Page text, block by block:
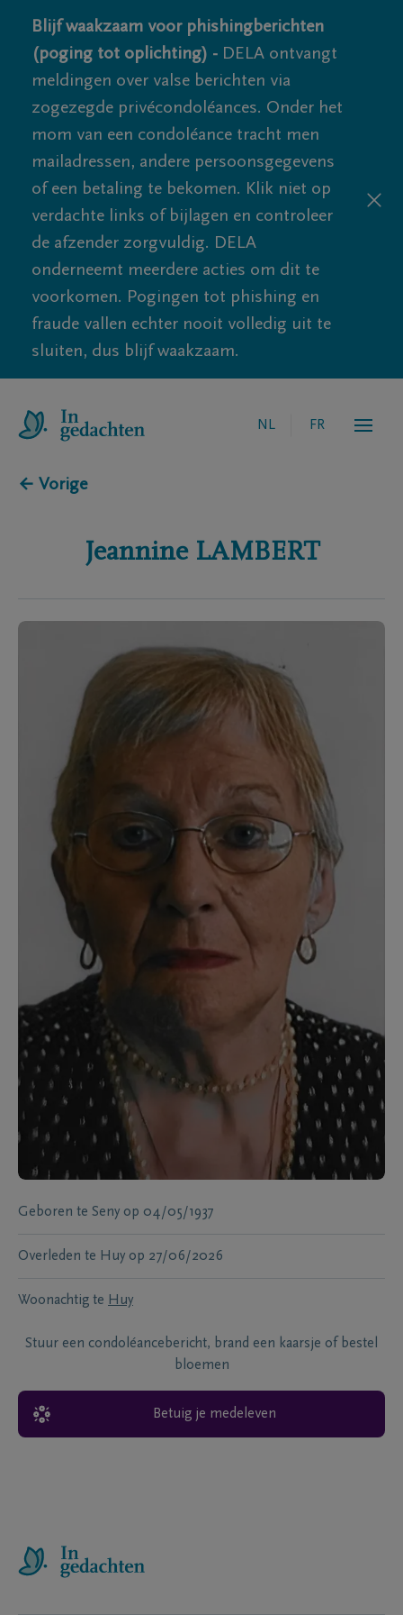
Blijf waakzaam voor phishingberichten
(poging tot oplichting) - DELA ontvangt
meldingen over valse berichten via
zogezegde privécondoléances. Onder het
mom van een condoléance tracht men
mailadressen, andere persoonsgegevens
of een betaling te bekomen. Klik niet op
verdachte links of bijlagen en controleer
de afzender zorgvuldig. DELA
onderneemt meerdere acties om dit te
voorkomen. Pogingen tot phishing en
fraude vallen echter nooit volledig uit te
sluiten, dus blijf waakzaam.
NL FR
← Vorige
Jeannine LAMBERT
Geboren te Seny op 04/05/1937
Overleden te Huy op 27/06/2026
Woonachtig te Huy
Stuur een condoléancebericht, brand een kaarsje of bestel
bloemen
Betuig je medeleven